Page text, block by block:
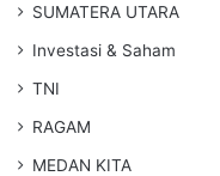
SUMATERA UTARA
Investasi & Saham
TNI
RAGAM
MEDAN KITA